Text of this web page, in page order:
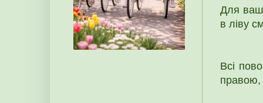
Для
в ліву
Всі
правою,